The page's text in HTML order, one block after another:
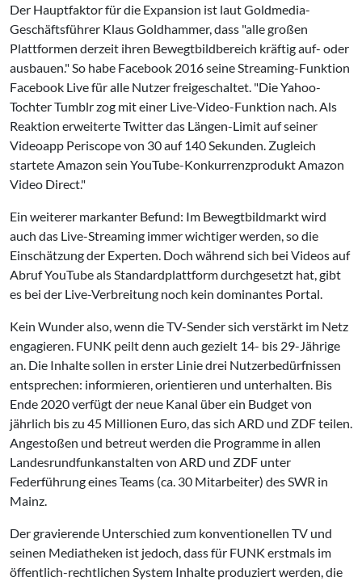
Der Hauptfaktor für die Expansion ist laut Goldmedia-
Geschäftsführer Klaus Goldhammer, dass "alle großen
Plattformen derzeit ihren Bewegtbildbereich kräftig auf- oder
ausbauen." So habe Facebook 2016 seine Streaming-Funktion
Facebook Live für alle Nutzer freigeschaltet. "Die Yahoo-
Tochter Tumblr zog mit einer Live-Video-Funktion nach. Als
Reaktion erweiterte Twitter das Längen-Limit auf seiner
Videoapp Periscope von 30 auf 140 Sekunden. Zugleich
startete Amazon sein YouTube-Konkurrenzprodukt Amazon
Video Direct."
Ein weiterer markanter Befund: Im Bewegtbildmarkt wird
auch das Live-Streaming immer wichtiger werden, so die
Einschätzung der Experten. Doch während sich bei Videos auf
Abruf YouTube als Standardplattform durchgesetzt hat, gibt
es bei der Live-Verbreitung noch kein dominantes Portal.
Kein Wunder also, wenn die TV-Sender sich verstärkt im Netz
engagieren. FUNK peilt denn auch gezielt 14- bis 29-Jährige
an. Die Inhalte sollen in erster Linie drei Nutzerbedürfnissen
entsprechen: informieren, orientieren und unterhalten. Bis
Ende 2020 verfügt der neue Kanal über ein Budget von
jährlich bis zu 45 Millionen Euro, das sich ARD und ZDF teilen.
Angestoßen und betreut werden die Programme in allen
Landesrundfunkanstalten von ARD und ZDF unter
Federführung eines Teams (ca. 30 Mitarbeiter) des SWR in
Mainz.
Der gravierende Unterschied zum konventionellen TV und
seinen Mediatheken ist jedoch, dass für FUNK erstmals im
öffentlich-rechtlichen System Inhalte produziert werden, die